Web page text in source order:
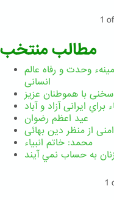
1
مطالب منتخب
وحدت و رفاه عالم
انسانی
سخنی با هموطنان عزیز
برایِ ایرانی آزاد و آباد
عید اعظم رضوان
از منظر دین بهائی
محمد: خاتم انبیاء
به حساب نمي آيند
1